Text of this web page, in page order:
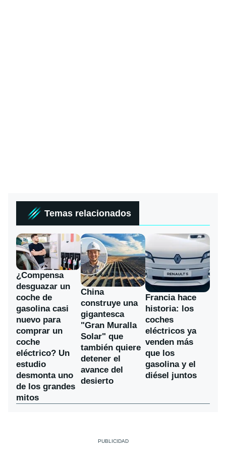
Temas relacionados
¿Compensa
desguazar un
coche de
gasolina casi
nuevo para
comprar un
coche
eléctrico? Un
estudio
desmonta uno
de los grandes
mitos
China
construye una
gigantesca
"Gran Muralla
Solar" que
también quiere
detener el
avance del
desierto
Francia hace
historia: los
coches
eléctricos ya
venden más
que los
gasolina y el
diésel juntos